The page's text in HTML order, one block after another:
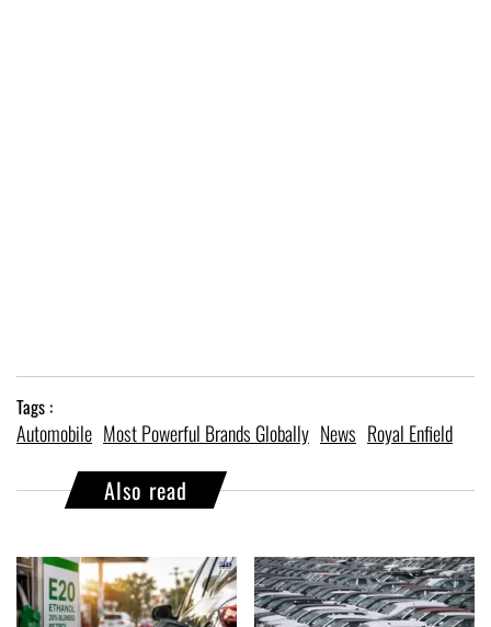
Tags :
Automobile Most Powerful Brands Globally News Royal Enfield
Also read